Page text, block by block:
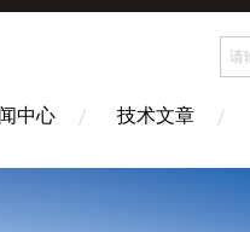
中心 技术文章